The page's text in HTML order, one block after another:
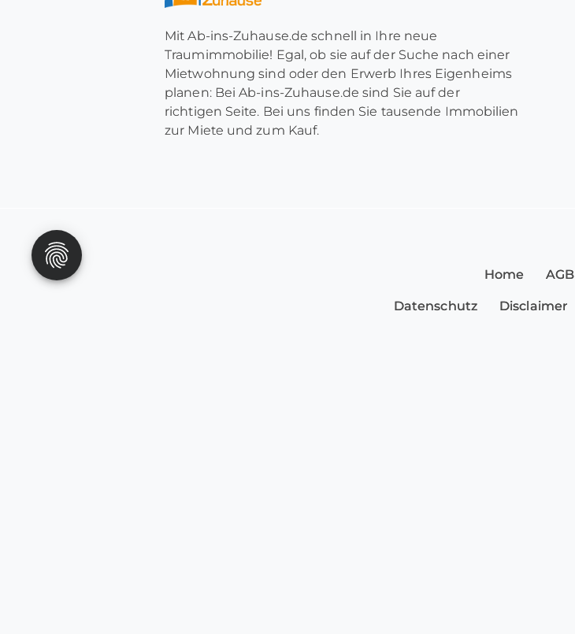
Mit Ab-ins-Zuhause.de schnell in Ihre neue
Traumimmobilie! Egal, ob sie auf der Suche nach einer
Mietwohnung sind oder den Erwerb Ihres Eigenheims
planen: Bei Ab-ins-Zuhause.de sind Sie auf der
richtigen Seite. Bei uns finden Sie tausende Immobilien
zur Miete und zum Kauf.
Home AGB
Datenschutz Disclaimer